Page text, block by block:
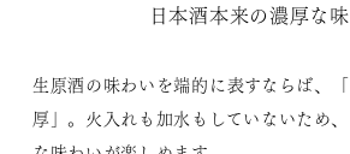
日本酒本来の濃厚な
生原酒の味わいを端的に表すならば、
厚」。火入れも加水もしていないため